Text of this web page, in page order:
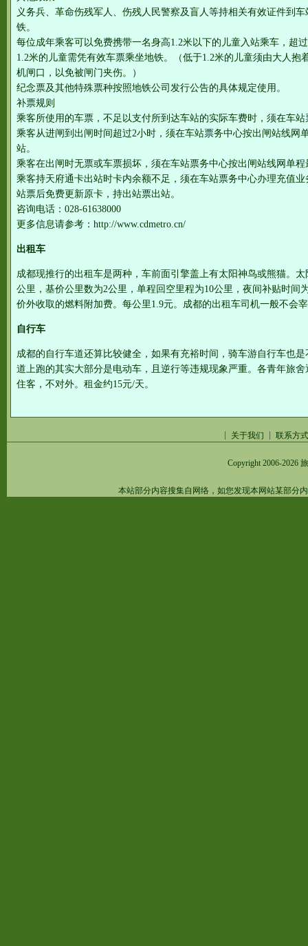
义务兵、革命伤残军人、伤残人民警察及盲人等持相关有效证件到
铁。
每位成年乘客可以免费携带一名身高1.2米以下的儿童入站乘车，超
1.2米的儿童需凭有效车票乘坐地铁。（低于1.2米的儿童须由大人抱
机闸口，以免被闸门夹伤。）
纪念票及其他特殊票种按照地铁公司发行公告的具体规定使用。
补票规则
乘客所使用的车票，不足以支付所到达车站的实际车费时，须在车
乘客从进闸到出闸时间超过2小时，须在车站票务中心按出闸站线网
站。
乘客在出闸时无票或车票损坏，须在车站票务中心按出闸站线网单
乘客持天府通卡出站时卡内余额不足，须在车站票务中心办理充值
站票后免费更新原卡，持出站票出站。
咨询电话：028-61638000
更多信息请参考：http://www.cdmetro.cn/
出租车
成都现推行的出租车是两种，车前面引擎盖上有太阳神鸟或熊猫。
公里，基价公里数为2公里，单程回空里程为10公里，夜间补贴时间
价外收取的燃料附加费。每公里1.9元。成都的出租车司机一般不会
自行车
成都的自行车道还算比较健全，如果有充裕时间，骑车游自行车也
道上跑的其实大部分是电动车，且逆行等违规现象严重。各青年旅
住客，不对外。租金约15元/天。
关于我们 联系方式
Copyright 2006-2026
本站部分内容搜集自网络，如您发现本网站某部分